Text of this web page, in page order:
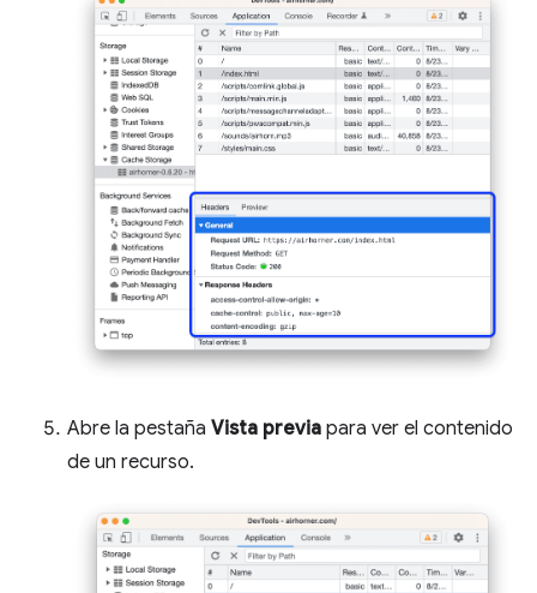
Abre la pestaña Vista previa para ver el contenido
de un recurso.